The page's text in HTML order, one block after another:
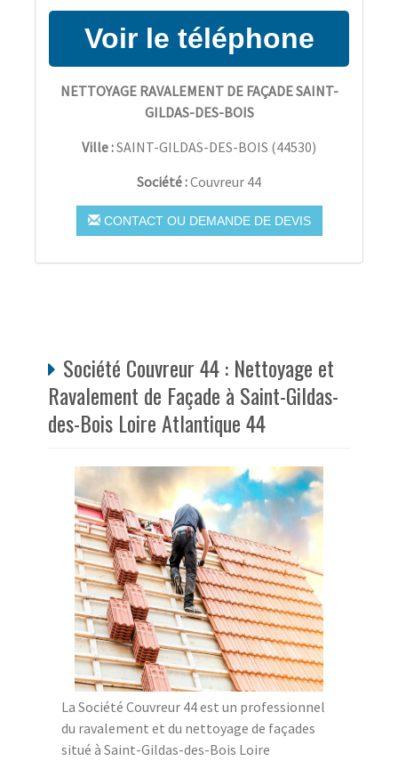
NETTOYAGE RAVALEMENT DE FAÇADE SAINT-
GILDAS-DES-BOIS
Ville :SAINT-GILDAS-DES-BOIS (44530)
Société :Couvreur 44
CONTACT OU DEMANDE DE DEVIS
Société Couvreur 44 : Nettoyage et
Ravalement de Façade à Saint-Gildas-
des-Bois Loire Atlantique 44
La Société Couvreur 44 est un professionnel
du ravalement et du nettoyage de façades
situé à Saint-Gildas-des-Bois Loire